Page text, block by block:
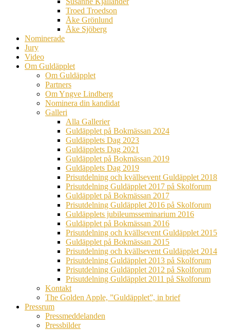
Troed Troedson
Åke Grönlund
Åke Sjöberg
Nominerade
Jury
Video
Om Guldäpplet
Om Guldäpplet
Partners
Om Yngve Lindberg
Nominera din kandidat
Galleri
Alla Gallerier
Guldäpplet på Bokmässan 2024
Guldäpplets Dag 2023
Guldäpplets Dag 2021
Guldäpplet på Bokmässan 2019
Guldäpplets Dag 2019
Prisutdelning och kvällsevent Guldäpplet 2018
Prisutdelning Guldäpplet 2017 på Skolforum
Guldäpplet på Bokmässan 2017
Prisutdelning Guldäpplet 2016 på Skolforum
Guldäpplets jubileumsseminarium 2016
Guldäpplet på Bokmässan 2016
Prisutdelning och kvällsevent Guldäpplet 2015
Guldäpplet på Bokmässan 2015
Prisutdelning och kvällsevent Guldäpplet 2014
Prisutdelning Guldäpplet 2013 på Skolforum
Prisutdelning Guldäpplet 2012 på Skolforum
Prisutdelning Guldäpplet 2011 på Skolforum
Kontakt
The Golden Apple, ”Guldäpplet”, in brief
Pressrum
Pressmeddelanden
Pressbilder